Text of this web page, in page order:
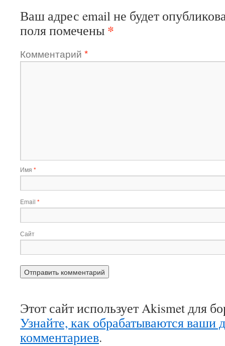
Ваш адрес email не будет
поля помечены *
Комментарий *
Имя *
Email *
Сайт
Этот сайт использует Akismet для
Узнайте, как обрабатываются ваши
комментариев.